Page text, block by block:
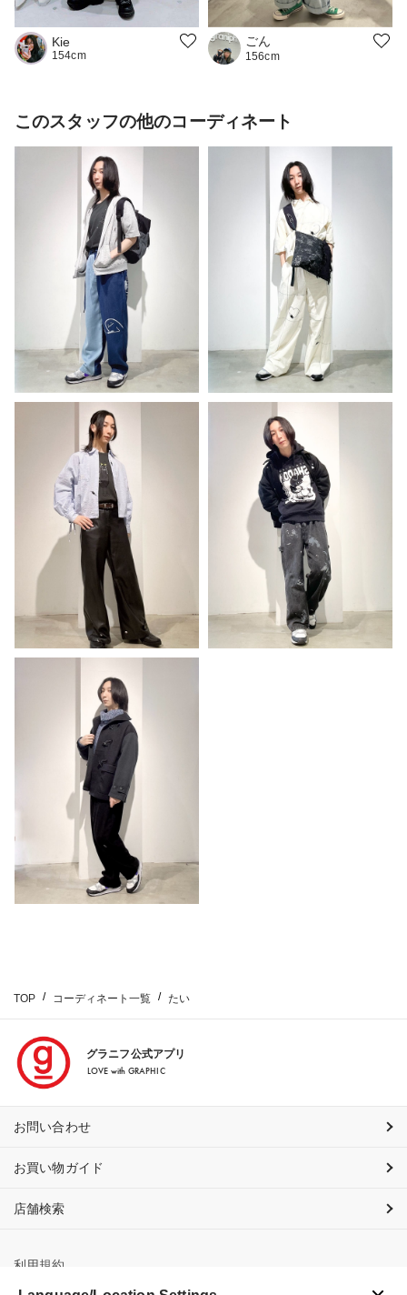
Kie
154cm
ごん
156cm
このスタッフの他のコーディネート
TOP コーディネート一覧 たい
グラニフ公式アプリ
LOVE with GRAPHIC
お問い合わせ
お買い物ガイド
店舗検索
利用規約